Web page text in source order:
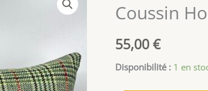
Coussin
55,00€
Disponibilité : 1 en